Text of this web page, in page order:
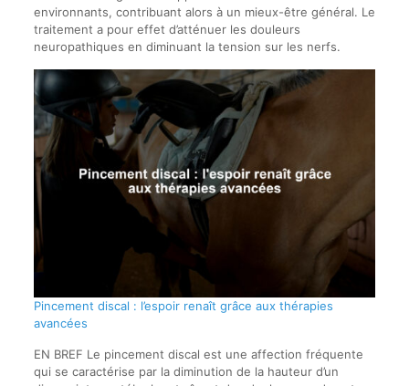
environnants, contribuant alors à un mieux-être général. Le
traitement a pour effet d’atténuer les douleurs
neuropathiques en diminuant la tension sur les nerfs.
Pincement discal : l’espoir renaît grâce aux thérapies
avancées
EN BREF Le pincement discal est une affection fréquente
qui se caractérise par la diminution de la hauteur d’un